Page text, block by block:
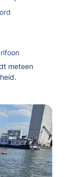
meteen